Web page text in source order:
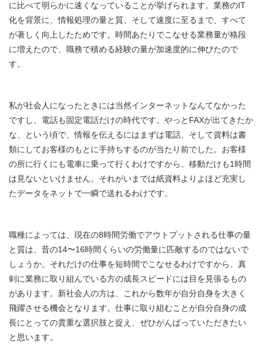
に比べて明らかに速くなっていることが挙げられます。業務のIT
化を背景に、情報処理の量と質、そして速度に至るまで、すべて
が著しく向上したためです。時間あたりでこなせる業務量が格段
に増えたので、職務で積める経験の量が加速度的に伸びたので
す。
私が社会人になったときには当然インターネットなんてなかった
ですし、電話も固定電話だけの時代です。やっとFAXが出てきたか
な、という頃で、情報を伝えるにはまずは電話、そして資料は書
類にしてお客様のもとに手持ちするのが当たり前でした。お客様
の所に行くにも電車に乗って行くわけですから、移動だけも1時間
は見ないといけません。それがいまでは紙資料よりよほど充実し
たデータをネットで一瞬で送れるわけです。
職種によっては、現在の8時間労働でアウトプットされる仕事の量
と質は、昔の14〜16時間くらいの労働量に匹敵するのではないで
しょうか。それだけの仕事を短時間でこなせるわけですから、真
剣に業務に取り組んでいる方の成長スピードには目を見張るもの
があります。新社会人の方は、これから数年が自分自身を大きく
飛躍させる機会となります。仕事に取り組むことが自分自身の成
長にとっての貴重な選択肢と捉え、ぜひがんばっていただきたい
と思います。